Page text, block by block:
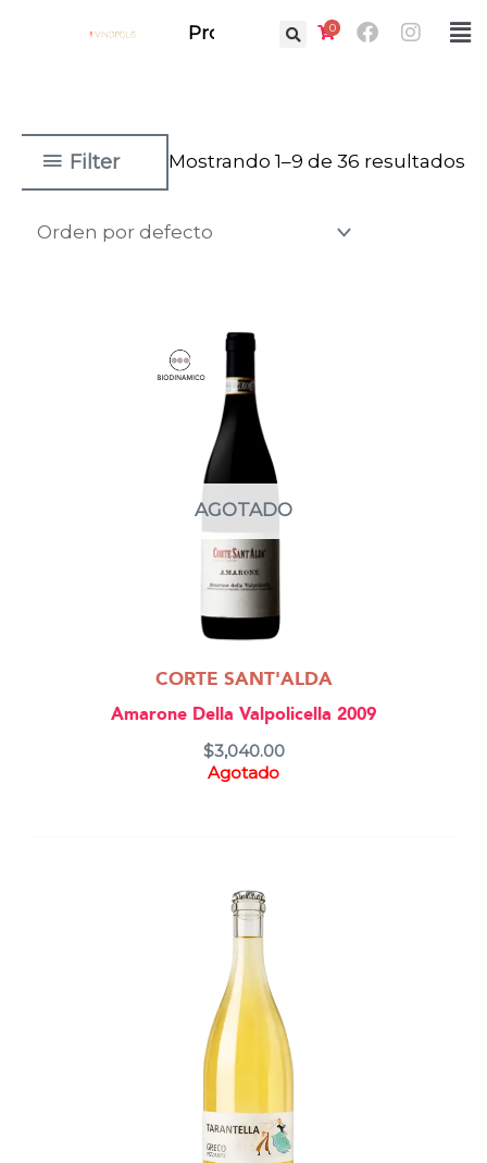
Prof. 0 Facebook
Filter Mostrando 1–9 de 36 resultados
AGOTADO
CORTE SANT'ALDA
Amarone Della Valpolicella 2009
$3,040.00
Agotado